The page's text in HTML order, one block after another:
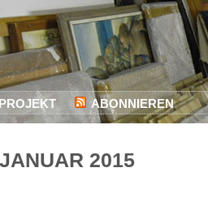
ABONNIEREN
2015